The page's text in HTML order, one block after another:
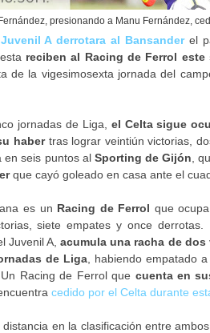
presionando a Manu Fernández,
A derrotara al Bansanderel
reciben al Racing de Ferrol
de la vigesimosexta jornada del
jornadas de Liga, el Celta sigue
habertras lograr veintiún victorias,
en seis puntos al Sporting de Gijón ,
que cayó goleado en casa ante el
es un Racing de Ferrol que
siete empates y once
Juvenil A,acumula una racha de
de Liga, habiendo empatado
Un Racing de Ferrol que cuenta en
cedido por el Celta durante
en la clasificación entre